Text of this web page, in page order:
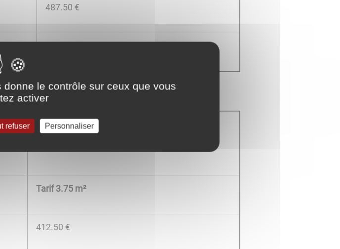
487.50 €
600.00 €
Nouvelles Concessions
Tarif 3.75 m²
412.50 €
le contrôle sur ceux que vous
activer
refuser Personnaliser